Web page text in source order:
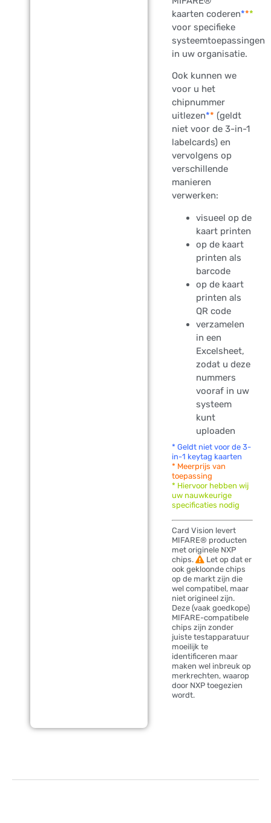
kaarten coderen***
voor specifieke
systeemtoepassingen
in uw organisatie.
Ook kunnen we
voor u het
chipnummer
uitlezen** (geldt
niet voor de 3-in-1
labelcards) en
vervolgens op
verschillende
manieren
verwerken:
visueel op de
kaart printen
op de kaart
printen als
barcode
op de kaart
printen als
QR code
verzamelen
in een
Excelsheet,
zodat u deze
nummers
vooraf in uw
systeem
kunt
uploaden
* Geldt niet voor de 3-
in-1 keytag kaarten
* Meerprijs van
toepassing
* Hiervoor hebben wij
uw nauwkeurige
specificaties nodig
Card Vision levert
MIFARE® producten
met originele NXP
chips.
Let op dat er
ook gekloonde chips
op de markt zijn die
wel compatibel, maar
niet origineel zijn.
Deze (vaak goedkope)
MIFARE-compatibele
chips zijn zonder
juiste testapparatuur
moeilijk te
identificeren maar
maken wel inbreuk op
merkrechten, waarop
door NXP toegezien
wordt.